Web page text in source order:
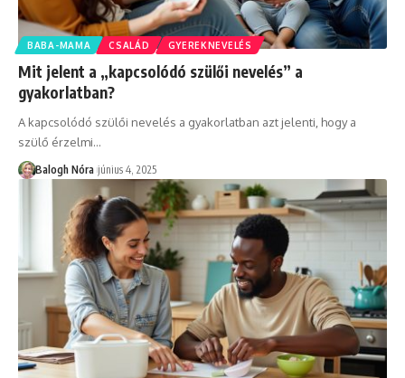
BABA-MAMA CSALÁD GYEREKNEVELÉS
Mit jelent a „kapcsolódó szülői nevelés” a
gyakorlatban?
A kapcsolódó szülői nevelés a gyakorlatban azt jelenti, hogy a
szülő érzelmi…
Balogh Nóra június 4, 2025